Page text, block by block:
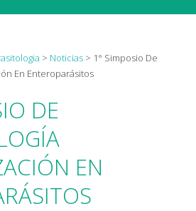
> Noticias > 1° Simposio De
En Enteroparásitos
DE
EN